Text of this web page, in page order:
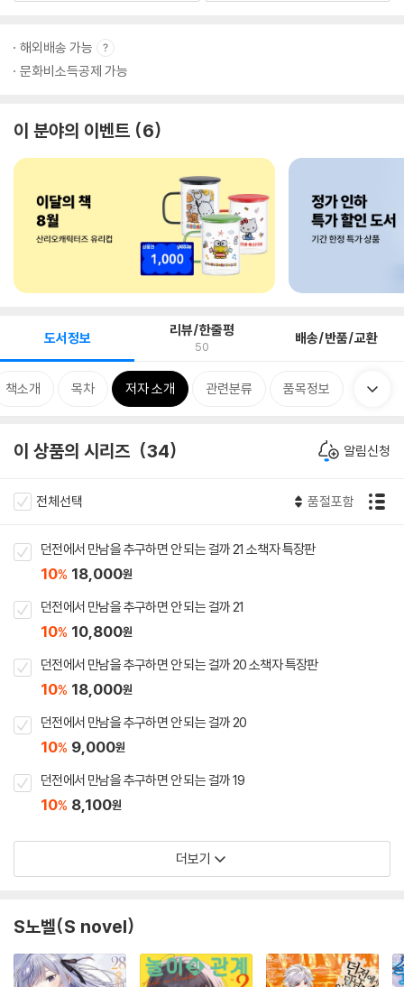
해외배송 가능
문화비소득공제 가능
이 분야의 이벤트 6
도서정보 리뷰/한줄평
50 배송/반품/교환
책소개 목차 저자 소개 관련분류 품목정보
이 상품의 시리즈 34 알림신청
전체선택 품절포함
던전에서 만남을 추구하면 안 되는 걸까 21 소책자 특장판
10% 18,000원
던전에서 만남을 추구하면 안 되는 걸까 21
10% 10,800원
던전에서 만남을 추구하면 안 되는 걸까 20 소책자 특장판
10% 18,000원
던전에서 만남을 추구하면 안 되는 걸까 20
10% 9,000원
던전에서 만남을 추구하면 안 되는 걸까 19
10% 8,100원
더보기
S노벨(S novel)